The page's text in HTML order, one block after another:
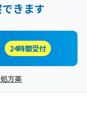
きます
24時間受付
方薬